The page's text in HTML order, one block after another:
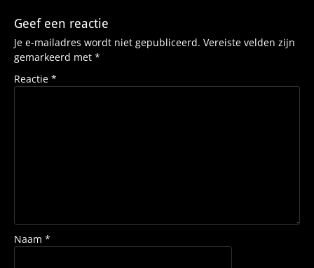
Geef een reactie
Je e-mailadres wordt niet gepubliceerd. Vereiste velden zijn
gemarkeerd met *
Reactie *
Naam *